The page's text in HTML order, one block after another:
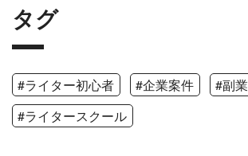
タグ
#ライター初心者 #企業案件
#副業
#ライタースクール